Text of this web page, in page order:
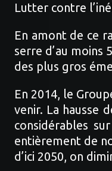
Lutter contre
En amont de ce
serre d’au moins
des plus gros
En 2014, le
venir. La hausse
considérables
entièrement de
d’ici 2050, on